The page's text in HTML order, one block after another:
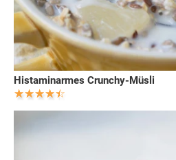
Histaminarmes Crunchy-Müsli